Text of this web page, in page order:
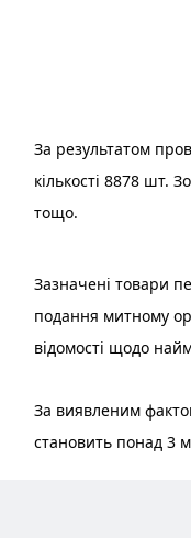
За результатом
кількості 8878 шт.
тощо.
Зазначені товари
подання митному
відомості щодо
За виявленим
становить понад 3